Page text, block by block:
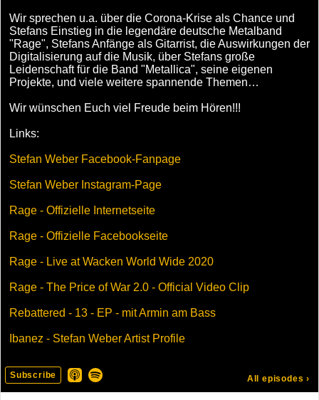
Wir sprechen u.a. über die Corona-Krise als Chance und
Stefans Einstieg in die legendäre deutsche Metalband
"Rage", Stefans Anfänge als Gitarrist, die Auswirkungen der
Digitalisierung auf die Musik, über Stefans große
Leidenschaft für die Band "Metallica", seine eigenen
Projekte, und viele weitere spannende Themen…
Wir wünschen Euch viel Freude beim Hören!!!
Links:
Stefan Weber Facebook-Fanpage
Stefan Weber Instagram-Page
Rage - Offizielle Internetseite
Rage - Offizielle Facebookseite
Rage - Live at Wacken World Wide 2020
Rage - The Price of War 2.0 - Official Video Clip
Rebattered - 13 - EP - mit Armin am Bass
Ibanez - Stefan Weber Artist Profile
Subscribe All episodes ›